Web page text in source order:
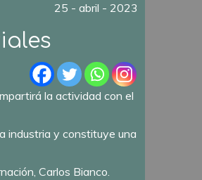
25 - abril - 2023
la actividad con el
industria y constituye una
Carlos Bianco.